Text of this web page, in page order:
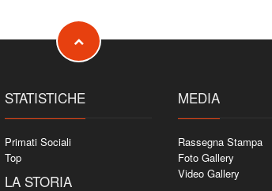
STATISTICHE
Primati Sociali
Top
LA STORIA
MEDIA
Rassegna Stampa
Foto Gallery
Video Gallery